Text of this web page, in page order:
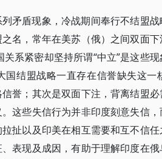
列矛盾现象，冷战期间奉行不结盟
名，常年在美苏（俄）之间双面
系紧密却坚持所谓“中立”是这些
结盟战略一直存在信誉缺失这一
誉；其次是双面下注，背离结盟
这些失信行为并非印度刻意失信
扯以及印美在相互需要和互不信
表现及成因，有助于理解印度在